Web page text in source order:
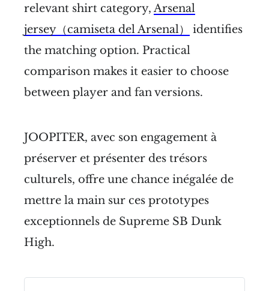
relevant shirt category, Arsenal
jersey（camiseta del Arsenal）
identifies
the matching option. Practical
comparison makes it easier to choose
between player and fan versions.
JOOPITER, avec son engagement à
préserver et présenter des trésors
culturels, offre une chance inégalée de
mettre la main sur ces prototypes
exceptionnels de Supreme SB Dunk
High.